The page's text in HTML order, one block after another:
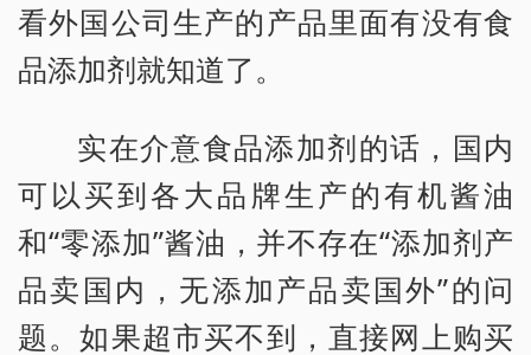
看外国公司生产的产品里面有没有食
品添加剂就知道了。
实在介意食品添加剂的话，国内
可以买到各大品牌生产的有机酱油
和“零添加”酱油，并不存在“添加剂产
品卖国内，无添加产品卖国外”的问
题。如果超市买不到，直接网上购买